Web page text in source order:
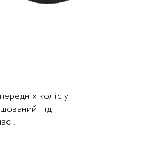
коліс у
під